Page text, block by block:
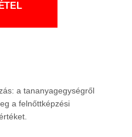
a tananyagegységről
a felnőttképzési